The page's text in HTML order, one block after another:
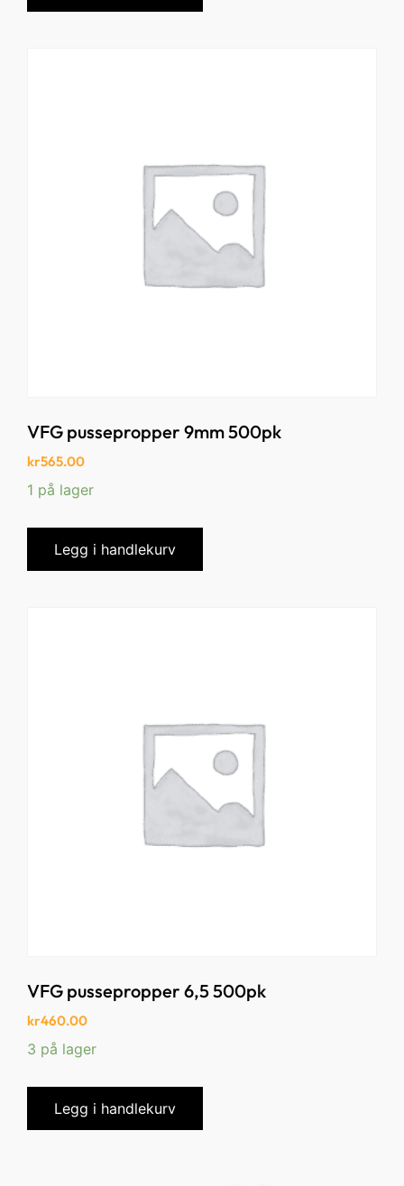
VFG pussepropper 9mm 500pk
kr565.00
1 på lager
Legg i handlekurv
VFG pussepropper 6,5 500pk
kr460.00
3 på lager
Legg i handlekurv